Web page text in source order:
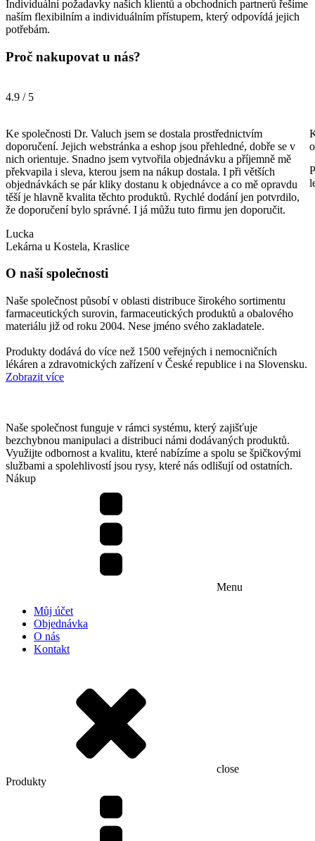
Individuální požadavky našich klientů a obchodních partnerů řešíme
naším flexibilním a individuálním přístupem, který odpovídá jejich
potřebám.
Proč nakupovat u nás?
4.9 / 5
Ke společnosti Dr. Valuch jsem se dostala prostřednictvím
doporučení. Jejich webstránka a eshop jsou přehledné, dobře se v
nich orientuje. Snadno jsem vytvořila objednávku a příjemně mě
překvapila i sleva, kterou jsem na nákup dostala. I při větších
objednávkách se pár kliky dostanu k objednávce a co mě opravdu
těší je hlavně kvalita těchto produktů. Rychlé dodání jen potvrdilo,
že doporučení bylo správné. I já můžu tuto firmu jen doporučit.
Lucka
Lekárna u Kostela, Kraslice
O naší společnosti
Naše společnost působí v oblasti distribuce širokého sortimentu
farmaceutických surovin, farmaceutických produktů a obalového
materiálu již od roku 2004. Nese jméno svého zakladatele.
Produkty dodává do více než 1500 veřejných i nemocničních
lékáren a zdravotnických zařízení v České republice i na Slovensku.
Zobrazit více
Naše společnost funguje v rámci systému, který zajišťuje
bezchybnou manipulaci a distribuci námi dodávaných produktů.
Využijte odbornost a kvalitu, které nabízíme a spolu se špičkovými
službami a spolehlivostí jsou rysy, které nás odlišují od ostatních.
Nákup
Menu
Můj účet
Objednávka
O nás
Kontakt
close
Produkty